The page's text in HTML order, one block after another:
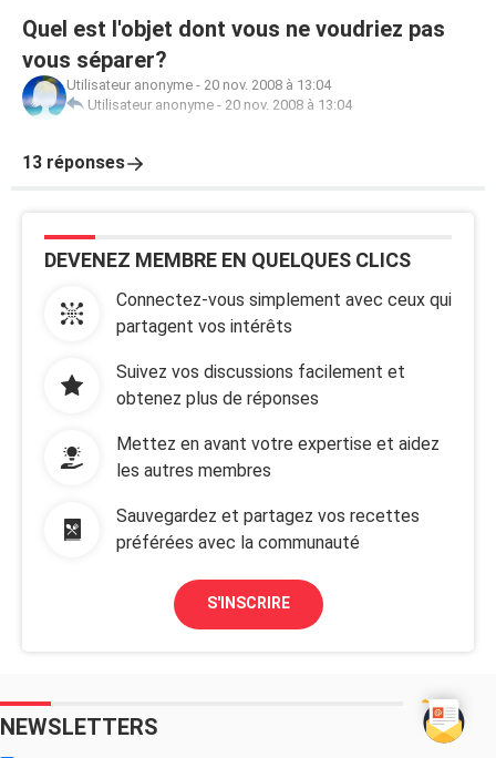
Quel est l'objet dont vous ne voudriez pas
vous séparer?
Utilisateur anonyme - 20 nov. 2008 à 13:04
Utilisateur anonyme - 20 nov. 2008 à 13:04
13 réponses
DEVENEZ MEMBRE EN QUELQUES CLICS
Connectez-vous simplement avec ceux qui
partagent vos intérêts
Suivez vos discussions facilement et
obtenez plus de réponses
Mettez en avant votre expertise et aidez
les autres membres
Sauvegardez et partagez vos recettes
préférées avec la communauté
S'INSCRIRE
NEWSLETTERS